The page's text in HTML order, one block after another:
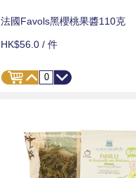
法國Favols黑櫻桃果醬110克
HK$56.0 / 件